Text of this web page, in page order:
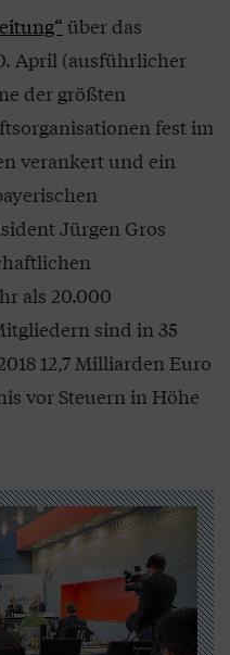
über das
April (ausführlicher
der größten
fest im
verankert und ein
Jürgen Gros
als 20.000
sind in 35
12,7 Milliarden Euro
vor Steuern in Höhe